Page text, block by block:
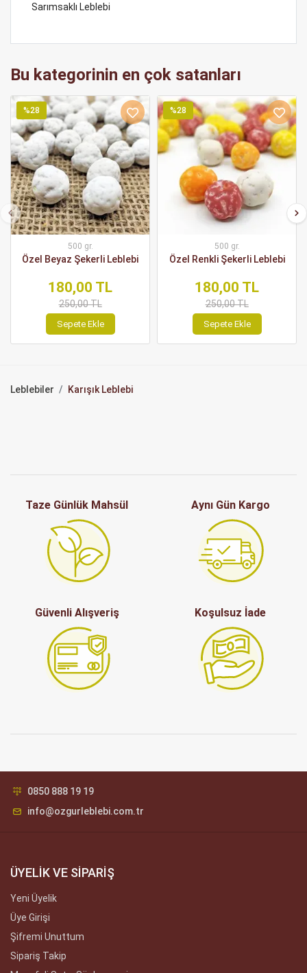
Sarımsaklı Leblebi
Bu kategorinin en çok satanları
%28
500 gr.
Özel Beyaz Şekerli Leblebi
180,00 TL
250,00 TL
Sepete Ekle
%28
500 gr.
Özel Renkli Şekerli Leblebi
180,00 TL
250,00 TL
Sepete Ekle
Leblebiler Karışık Leblebi
Taze Günlük Mahsül Aynı Gün Kargo
Güvenli Alışveriş Koşulsuz İade
0850 888 19 19
info@ozgurleblebi.com.tr
ÜYELİK VE SİPARİŞ
Yeni Üyelik
Üye Girişi
Şifremi Unuttum
Sipariş Takip